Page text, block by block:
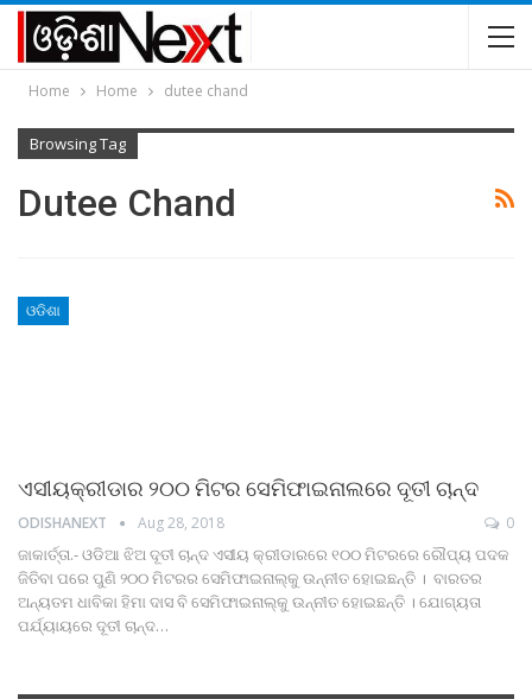
Home Home dutee chand
Browsing Tag
Dutee Chand
ଓଡିଶା
ଏସୀୟକ୍ରୀଡାର ୨୦୦ ମିଟର ସେମିଫାଇନାଲରେ ଦୂତୀ ଚାନ୍ଦ
ODISHANEXT Aug 28, 2018 0
ଜାକାର୍ତ୍ତା.- ଓଡିଆ ଝିଅ ଦୂତୀ ଚାନ୍ଦ ଏସୀୟ କ୍ରୀଡାରରେ ୧୦୦ ମିଟରରେ ରୌପ୍ୟ ପଦକ
ଜିତିବା ପରେ ପୁଣି ୨୦୦ ମିଟରର ସେମିଫାଇନାଲ୍‌କୁ ଉନ୍ନୀତ ହୋଇଛନ୍ତି । ବାରତର
ଅନ୍ୟତମ ଧାବିକା ହିମା ଦାସ ବି ସେମିଫାଇନାଲ୍‌କୁ ଉନ୍ନୀତ ହୋଇଛନ୍ତି । ଯୋଗ୍ୟତା
ପର୍ଯ୍ୟାୟରେ ଦୂତୀ ଚାନ୍ଦ…